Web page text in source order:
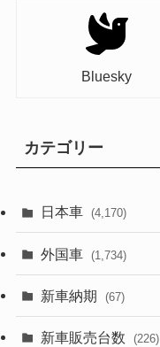
Bluesky
カテゴリー
日本車 (4,170)
(1,320)
(329)
外国車 (1,734)
新車納期 (67)
(28)
新車販売台数 (226)